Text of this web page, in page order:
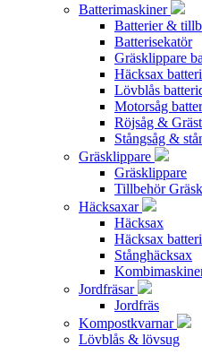
Batterimaskiner
Batterier &
Batterisekatör
Gräsklippare
Häcksax
Lövblås
Motorsåg
Röjsåg &
Stångsåg &
Gräsklippare
Gräsklippare
Tillbehör
Häcksaxar
Häcksax
Häcksax
Stånghäcksax
Jordfräsar
Jordfräs
Kompostkvarnar
Lövblås & lövsug